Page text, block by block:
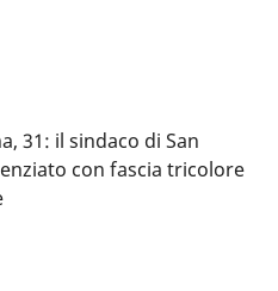
31: il sindaco di San
con fascia tricolore